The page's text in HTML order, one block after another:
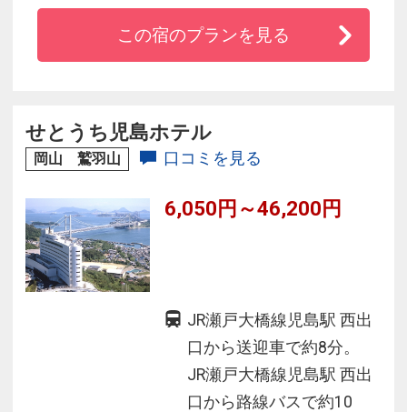
・瀬戸内の新鮮な海山の幸で舌鼓み♪旬の魚介創
作料理をスモールポーションにて！
この宿のプランを見る
せとうち児島ホテル
岡山 鷲羽山 口コミを見る
6,050円～46,200円
JR瀬戸大橋線児島駅 西出
口から送迎車で約8分。
JR瀬戸大橋線児島駅 西出
口から路線バスで約10